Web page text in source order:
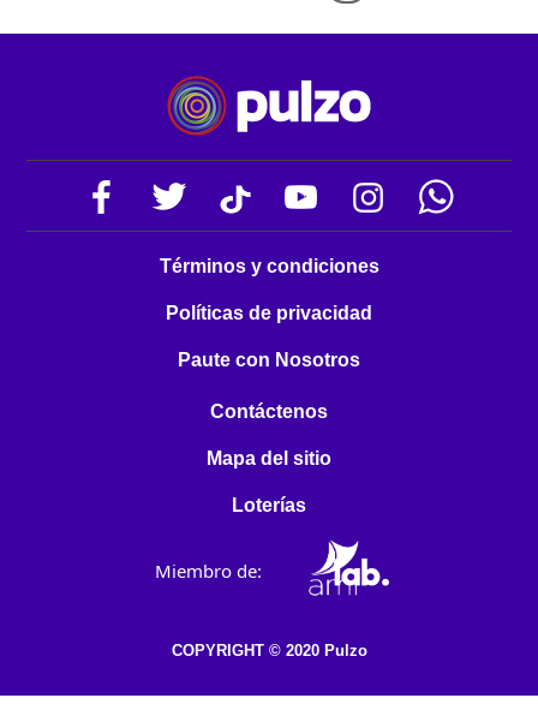
Términos y condiciones
Políticas de privacidad
Paute con Nosotros
Contáctenos
Mapa del sitio
Loterías
Miembro de:
COPYRIGHT © 2020 Pulzo